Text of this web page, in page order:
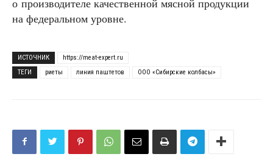
на федеральном уровне.
ИСТОЧНИК
https://meat-expert.ru
ТЕГИ
риеты линия паштетов ООО «Сибирские колбасы»